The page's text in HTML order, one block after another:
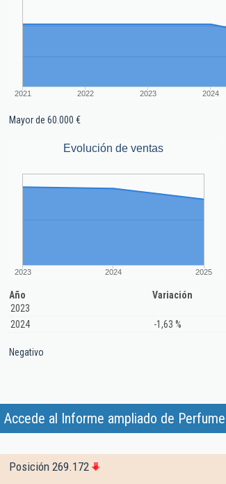
2021 2022 2023 2024
Mayor de 60.000 €
Evolución de ventas
2023 2024 2025
Año
Variación
2023
2024
-1,63 %
Negativo
Accede al Informe ampliado de
Posición 269.172